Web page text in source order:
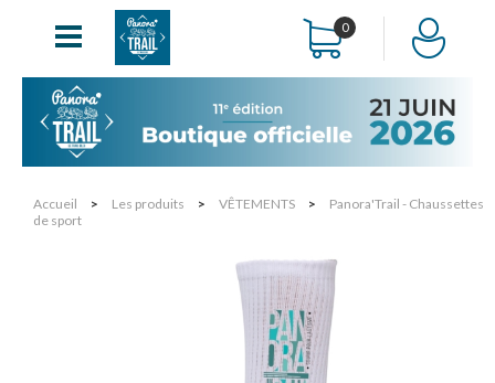
0
Accueil > Les produits > VÊTEMENTS >
Panora'Trail - Chaussettes
de sport